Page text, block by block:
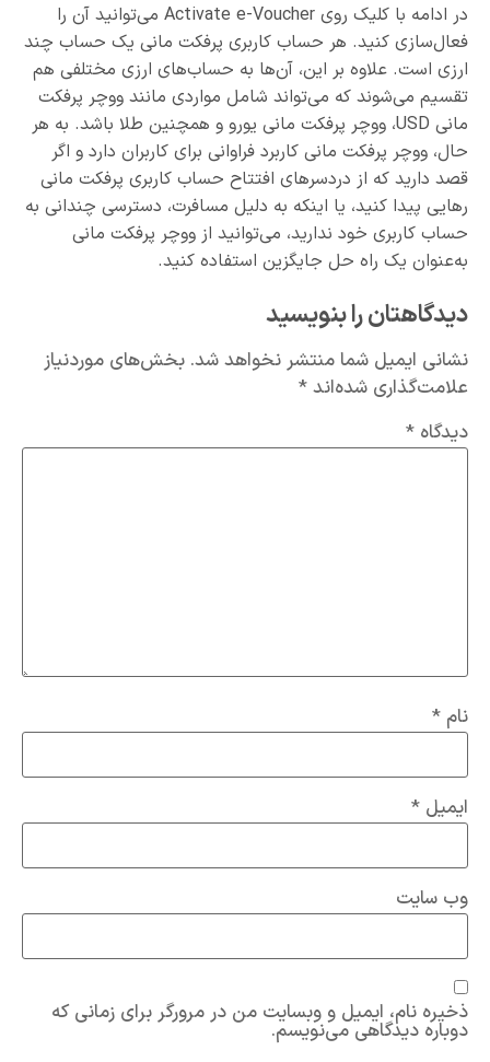
در ادامه با کلیک روی Activate e-Voucher می‌توانید آن را
فعال‌سازی کنید. هر حساب کاربری پرفکت مانی یک حساب چند
ارزی است. علاوه بر این، آن‌ها به حساب‌های ارزی مختلفی هم
تقسیم می‌شوند که می‌تواند شامل مواردی مانند ووچر پرفکت
مانی USD، ووچر پرفکت مانی یورو و همچنین طلا باشد. به هر
حال، ووچر پرفکت مانی کاربرد فراوانی برای کاربران دارد و اگر
قصد دارید که از دردسرهای افتتاح حساب کاربری پرفکت مانی
رهایی پیدا کنید، یا اینکه به دلیل مسافرت، دسترسی چندانی به
حساب کاربری خود ندارید، می‌توانید از ووچر پرفکت مانی
به‌عنوان یک راه حل جایگزین استفاده کنید.
دیدگاهتان را بنویسید
نشانی ایمیل شما منتشر نخواهد شد. بخش‌های موردنیاز
علامت‌گذاری شده‌اند*
دیدگاه *
نام *
ایمیل *
وب‌ سایت
ذخیره نام، ایمیل و وبسایت من در مرورگر برای زمانی که
دوباره دیدگاهی می‌نویسم.